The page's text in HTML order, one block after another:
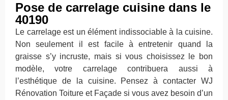
Pose de carrelage cuisine dans le
40190
Le carrelage est un élément indissociable à la cuisine.
Non seulement il est facile à entretenir quand la
graisse s’y incruste, mais si vous choisissez le bon
modèle, votre carrelage contribuera aussi à
l’esthétique de la cuisine. Pensez à contacter WJ
Rénovation Toiture et Façade si vous avez besoin d’un